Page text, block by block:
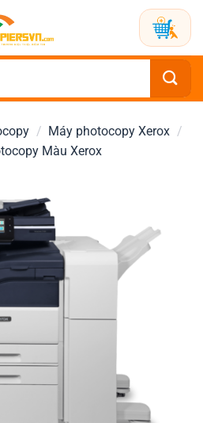
/ Máy photocopy Xerox /
Màu Xerox